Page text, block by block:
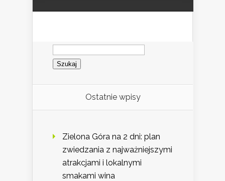
Szukaj:
Ostatnie wpisy
Zielona Góra na 2 dni: plan
zwiedzania z najważniejszymi
atrakcjami i lokalnymi
smakami wina